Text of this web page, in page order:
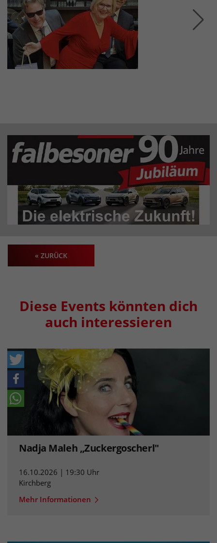
« ZURÜCK
Diese Events könnten dich
auch interessieren
Nadja Maleh „Zuckergoscherl"
16.10.2026 | 19:30 Uhr
Kirchberg
Mehr Informationen